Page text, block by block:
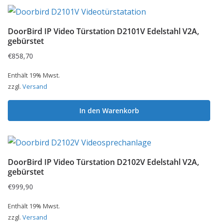
DoorBird IP Video Türstation D2101V Edelstahl V2A,
gebürstet
€858,70
Enthält 19% Mwst.
zzgl. Versand
In den Warenkorb
DoorBird IP Video Türstation D2102V Edelstahl V2A,
gebürstet
€999,90
Enthält 19% Mwst.
zzgl. Versand